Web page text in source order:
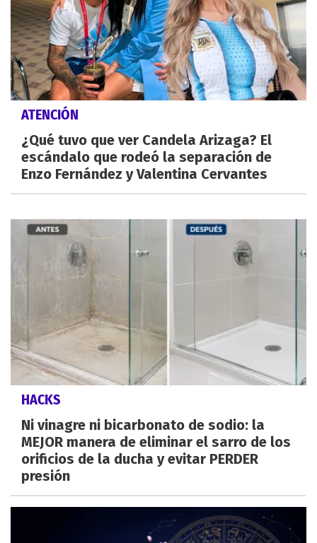
ATENCIÓN
¿Qué tuvo que ver Candela Arizaga? El
escándalo que rodeó la separación de
Enzo Fernández y Valentina Cervantes
HACKS
Ni vinagre ni bicarbonato de sodio: la
MEJOR manera de eliminar el sarro de los
orificios de la ducha y evitar PERDER
presión